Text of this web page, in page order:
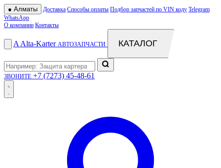
● Алматы Доставка Способы оплаты Подбор запчастей по VIN коду Telegram
WhatsApp
О компании Контакты
A Alta-Karter АВТОЗАПЧАСТИ КАТАЛОГ
ЗВОНИТЕ +7 (7273) 45-48-61